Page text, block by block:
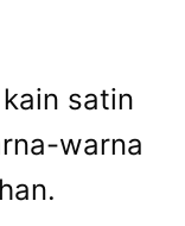
satin
warna